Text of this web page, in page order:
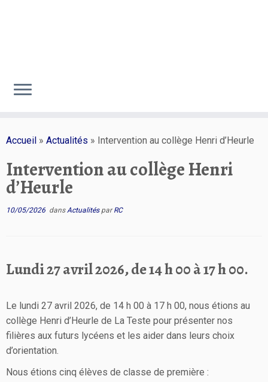
auAccueil » Actualités » Intervention au collège Henri d’Heurle
Intervention au collège Henri
d’Heurle
10/05/2026 dansActualités parRC
Lundi 27 avril 2026, de 14 h 00 à 17 h 00.
Le lundi 27 avril 2026, de 14 h 00 à 17 h 00, nous étions au
collège Henri d’Heurle de La Teste pour présenter nos
filières aux futurs lycéens et les aider dans leurs choix
d’orientation.
Nous étions cinq élèves de classe de première :